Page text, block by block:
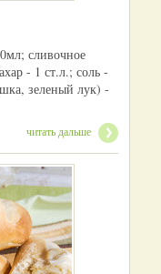
сливочное
- 1 ст.л.; соль -
зеленый лук) -
читать дальше